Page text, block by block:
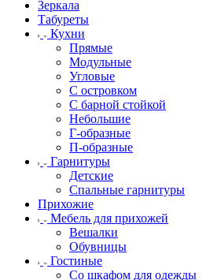
Зеркала
Табуреты
Кухни
Прямые
Модульные
Угловые
С островком
С барной стойкой
Небольшие
Г-образные
П-образные
Гарнитуры
Детские
Спальные гарнитуры
Прихожие
Мебель для прихожей
Вешалки
Обувницы
Гостиные
Со шкафом для одежды